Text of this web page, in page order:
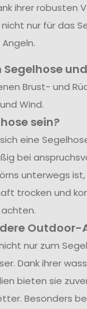
ihrer robusten
nur für das
Brust- und
Wind.
sein?
eine
bei
unterwegs
trocken und
nur zum
Dank ihrer
bieten sie
Besonders